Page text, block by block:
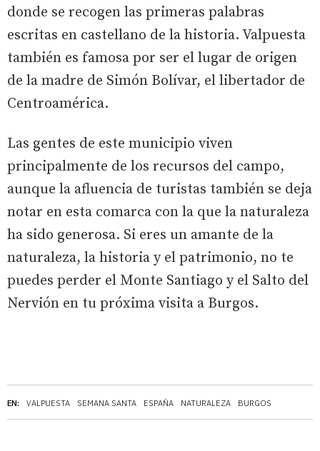
EN: VALPUESTA SEMANA SANTA ESPAÑA NATURALEZA BURGOS
donde se recogen las primeras palabras
escritas en castellano de la historia. Valpuesta
también es famosa por ser el lugar de origen
de la madre de Simón Bolívar, el libertador de
Centroamérica.
Las gentes de este municipio viven
principalmente de los recursos del campo,
aunque la afluencia de turistas también se deja
notar en esta comarca con la que la naturaleza
ha sido generosa. Si eres un amante de la
naturaleza, la historia y el patrimonio, no te
puedes perder el Monte Santiago y el Salto del
Nervión en tu próxima visita a Burgos.